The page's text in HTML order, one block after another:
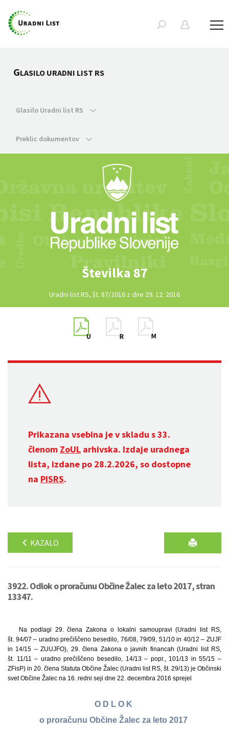
GLASILO URADNI LIST RS
Glasilo Uradni list RS
Preklic dokumentov
Številka 87
Uradni list RS, št. 87/2016 z dne 29. 12. 2016
Prikazana vsebina je v skladu s 33.
členom ZoUL arhivska. Izdaje uradnega
lista, izdane po 28.2.2026, so dostopne
na PISRS.
KAZALO
3922. Odlok o proračunu Občine Žalec za leto 2017, stran
13347.
Na podlagi 29. člena Zakona o lokalni samoupravi (Uradni list RS,
št. 94/07 – uradno prečiščeno besedilo, 76/08, 79/09, 51/10 in 40/12 – ZUJF
in 14/15 – ZUUJFO), 29. člena Zakona o javnih financah (Uradni list RS,
št. 11/11 – uradno prečiščeno besedilo, 14/13 – popr., 101/13 in 55/15 –
ZFisP) in 20. člena Statuta Občine Žalec (Uradni list RS, št. 29/13) je Občinski
svet Občine Žalec na 16. redni seji dne 22. decembra 2016 sprejel
O D L O K
o proračunu Občine Žalec za leto 2017